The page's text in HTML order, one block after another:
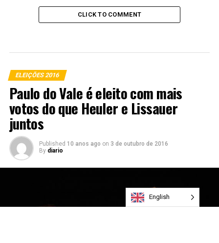
CLICK TO COMMENT
ELEIÇÕES 2016
Paulo do Vale é eleito com mais
votos do que Heuler e Lissauer
juntos
Published 10 anos ago on 3 de outubro de 2016
By diario
English